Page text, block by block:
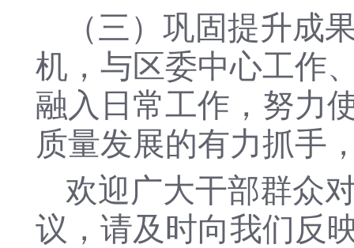
（三） 巩固提升成
机， 与区委中心工作
融入日常工作，努力
质量发展的有力抓手
欢迎广大干部群众
议，请及时向我们反